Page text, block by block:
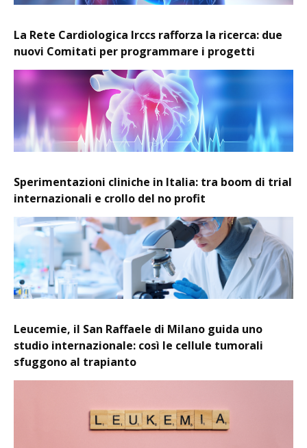
La Rete Cardiologica Irccs rafforza la ricerca: due
nuovi Comitati per programmare i progetti
Sperimentazioni cliniche in Italia: tra boom di trial
internazionali e crollo del no profit
Leucemie, il San Raffaele di Milano guida uno
studio internazionale: così le cellule tumorali
sfuggono al trapianto